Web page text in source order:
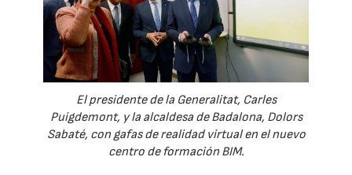
El presidente de la Generalitat, Carles
Puigdemont, y la alcaldesa de Badalona, Dolors
Sabaté, con gafas de realidad virtual en el nuevo
centro de formación BIM.